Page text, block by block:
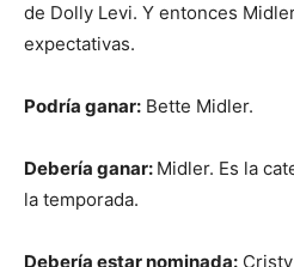
de Dolly Levi. Y entonces
expectativas.
Podría ganar: Bette Midler.
Debería ganar: Midler. Es la
la temporada.
Debería estar nominada: